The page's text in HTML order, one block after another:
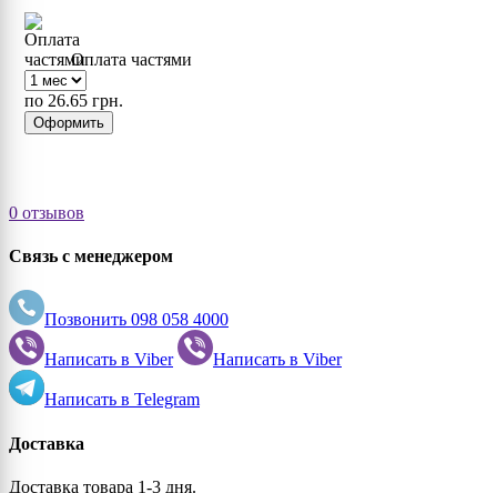
Оплата частями
по 26.65 грн.
Оформить
0 отзывов
Связь с менеджером
Позвонить 098 058 4000
Написать в Viber Написать в Viber
Написать в Telegram
Доставка
Доставка товара 1-3 дня.